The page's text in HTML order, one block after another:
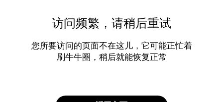
访问频繁，请稍后重试
您所要访问的页面不在这儿，它可能正忙着
刷牛牛圈，稍后就能恢复正常